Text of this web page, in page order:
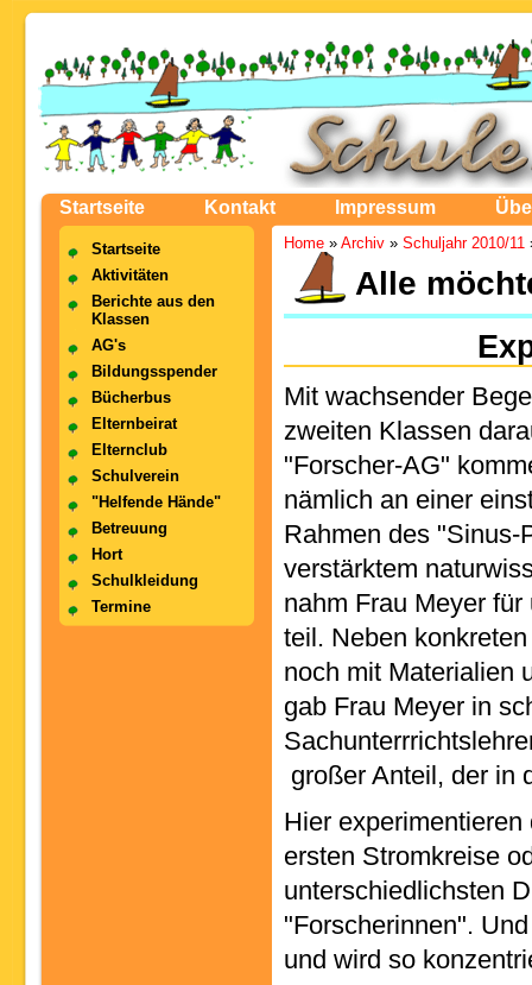
Startseite Kontakt Impressum
Startseite
Aktivitäten
Berichte aus den
Klassen
AG's
Bildungsspender
Bücherbus
Elternbeirat
Elternclub
Schulverein
"Helfende Hände"
Betreuung
Hort
Schulkleidung
Termine
Home » Archiv » Schuljahr 2010/11
Alle
Mit wachsender
zweiten Klassen
"Forscher-AG"
nämlich an einer
Rahmen des "Sinus-
verstärktem
nahm Frau Meyer
teil. Neben
noch mit Materialien
gab Frau Meyer in
großer Anteil, der in
Hier
ersten Stromkreise
unterschiedlichsten
"Forscherinnen".
und wird so